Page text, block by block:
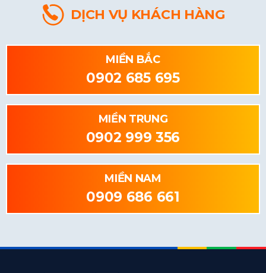
DỊCH VỤ KHÁCH HÀNG
MIỀN BẮC
0902 685 695
MIỀN TRUNG
0902 999 356
MIỀN NAM
0909 686 661